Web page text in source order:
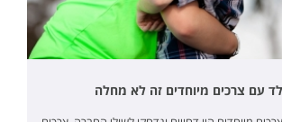
עם צרכים מיוחדים זה לא מחלה